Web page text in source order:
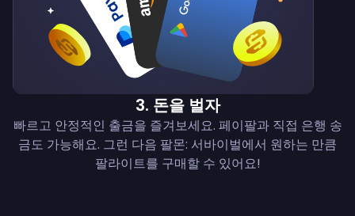
3. 돈을 벌자
빠르고 안정적인 출금을 즐겨보세요. 페이팔과 직접 은행 송
금도 가능해요. 그런 다음 팔몬: 서바이벌에서 원하는 만큼
팔라이트를 구매할 수 있어요!